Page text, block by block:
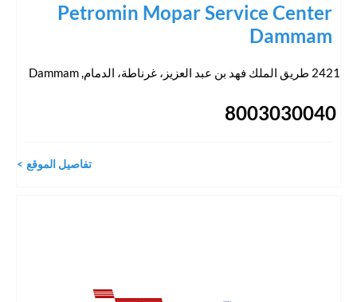
Petromin Mopar Service Center
Dammam
2421 طريق الملك فهد بن عبد العزيز، غرناطة، الدمام ,
Dammam
8003030040
تفاصيل الموقع